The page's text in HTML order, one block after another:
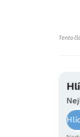
Tento